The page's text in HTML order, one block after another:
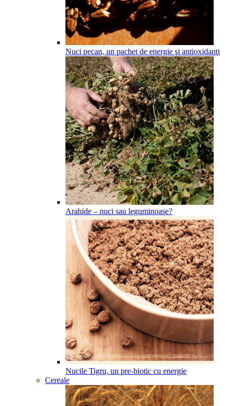
Nuci pecan, un pachet de energie şi antioxidanţi
Arahide – nuci sau leguminoase?
Nucile Tigru, un pre-biotic cu energie
Cereale